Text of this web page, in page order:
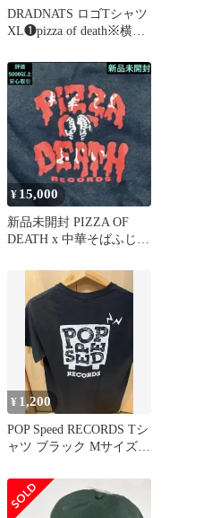
DRADNATS ロゴTシャツ
XL❶pizza of death※横山
¥ 15,000
新品未開封 PIZZA OF
DEATH x 中華そばふじい
¥ 1,200
POP Speed RECORDS Tシ
ャツ ブラック Mサイズ